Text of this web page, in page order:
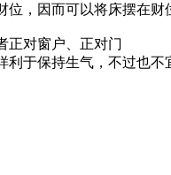
位，因而可以将床摆在
正对窗户、正对门
利于保持生气，不过也